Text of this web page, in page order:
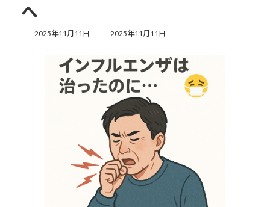
へ
2025年11月11日
最
新
時
2025年11月11日